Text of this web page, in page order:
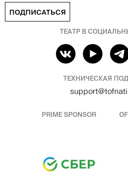
ПОДПИСАТЬСЯ
ТЕАТР В
ТЕХНИЧЕСКАЯ
PRIME SPONSOR